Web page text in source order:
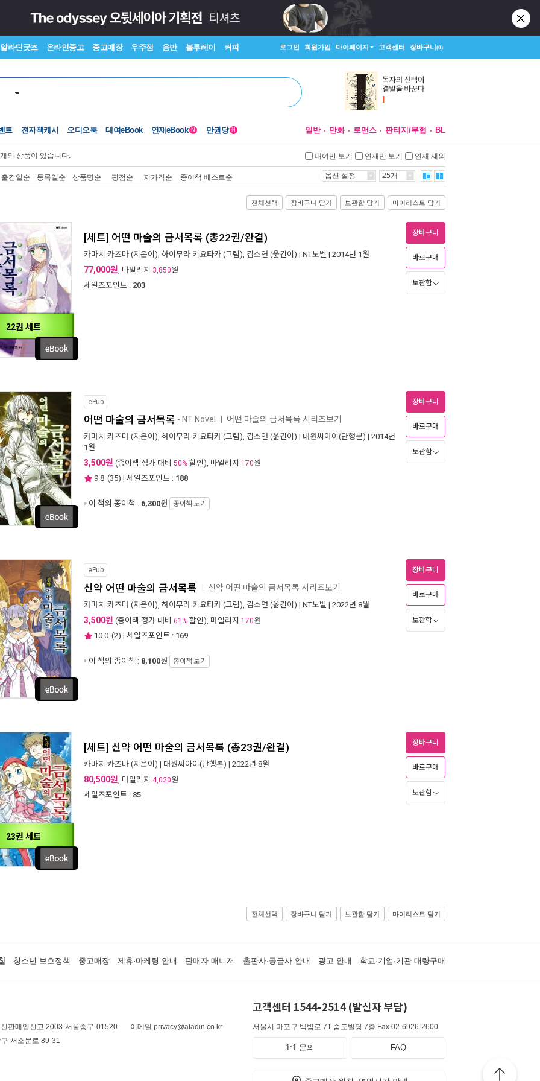
알라딘굿즈 온라인중고 중고매장 우주점 음반 블루레이 커피 로그인 회원가입 마이페이지 고객센터 장바구니(0)
트 전자책캐시 오디오북 대여eBook 연재eBook N 만권당 N 일반 만화 로맨스 판타지/무협 BL
개의 상품이 있습니다. 대여만 보기 연재만 보기 연재 제외
출간일순 등록일순 상품명순 평점순 저가격순 종이책 베스트순 옵션 설정 25개
전체선택 장바구니 담기 보관함 담기 마이리스트 담기
22권 세트
[세트] 어떤 마술의 금서목록 (총22권/완결)
카마치 카즈마 (지은이), 하이무라 키요타카 (그림), 김소연 (옮긴이) | NT노벨 | 2014년 1월
77,000원, 마일리지 3,850원
세일즈포인트 : 203
장바구니
바로구매
보관함
ePub
어떤 마술의 금서목록 - NT Novel 어떤 마술의 금서목록 시리즈보기
카마치 카즈마 (지은이), 하이무라 키요타카 (그림), 김소연 (옮긴이) | 대원씨아이(단행본) | 2014년
1월
3,500원 (종이책 정가 대비 50% 할인), 마일리지 170원
9.8 (35) | 세일즈포인트 : 188
이 책의 종이책 : 6,300원 종이책 보기
장바구니
바로구매
보관함
ePub
신약 어떤 마술의 금서목록 신약 어떤 마술의 금서목록 시리즈보기
카마치 카즈마 (지은이), 하이무라 키요타카 (그림), 김소연 (옮긴이) | NT노벨 | 2022년 8월
3,500원 (종이책 정가 대비 61% 할인), 마일리지 170원
10.0 (2) | 세일즈포인트 : 169
이 책의 종이책 : 8,100원 종이책 보기
장바구니
바로구매
보관함
23권 세트
[세트] 신약 어떤 마술의 금서목록 (총23권/완결)
카마치 카즈마 (지은이) | 대원씨아이(단행본) | 2022년 8월
80,500원, 마일리지 4,020원
세일즈포인트 : 85
장바구니
바로구매
보관함
전체선택 장바구니 담기 보관함 담기 마이리스트 담기
청소년 보호정책 중고매장 제휴·마케팅 안내 판매자 매니저 출판사·공급사 안내 광고 안내 학교·기업·기관 대량구매
판매업신고 2003-서울중구-01520
이메일 privacy@aladin.co.kr
서소문로 89-31
고객센터 1544-2514 (발신자 부담)
서울시 마포구 백범로 71 숨도빌딩 7층 Fax 02-6926-2600
1:1 문의 FAQ